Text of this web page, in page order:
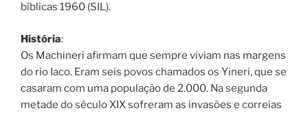
bíblicas 1960 (SIL).
História:
Os Machineri afirmam que sempre viviam nas margens
do rio Iaco. Eram seis povos chamados os Yineri, que se
casaram com uma população de 2.000. Na segunda
metade do século XIX sofreram as invasões e correias